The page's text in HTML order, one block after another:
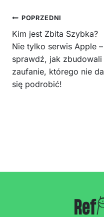
Nawigacja
wpisu
POPRZEDNI
Kim jest Zbita Szybka?
Nie tylko serwis Apple –
sprawdź, jak zbudowali
zaufanie, którego nie da
się podrobić!